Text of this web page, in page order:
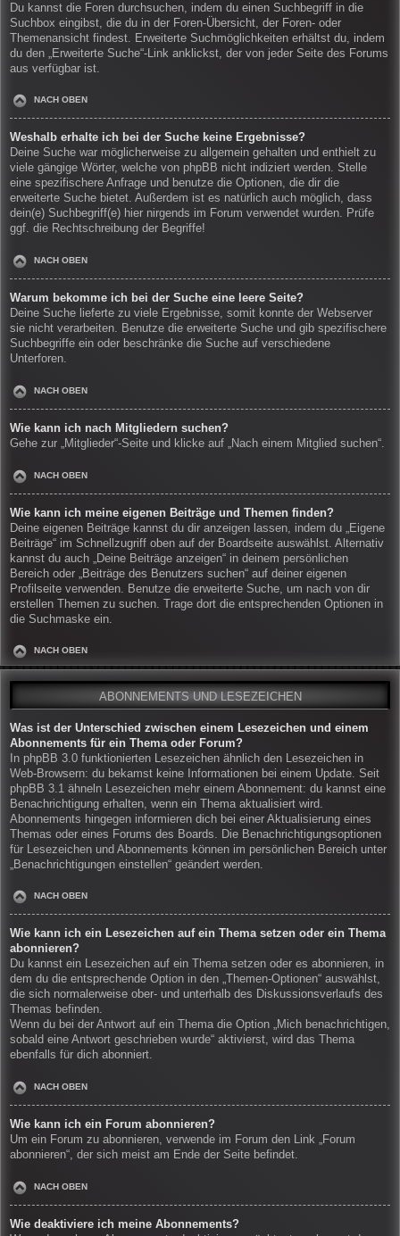
Du kannst die Foren durchsuchen, indem du einen Suchbegriff in die
Suchbox eingibst, die du in der Foren-Übersicht, der Foren- oder
Themenansicht findest. Erweiterte Suchmöglichkeiten erhältst du, indem
du den „Erweiterte Suche“-Link anklickst, der von jeder Seite des Forums
aus verfügbar ist.
NACH OBEN
Weshalb erhalte ich bei der Suche keine Ergebnisse?
Deine Suche war möglicherweise zu allgemein gehalten und enthielt zu
viele gängige Wörter, welche von phpBB nicht indiziert werden. Stelle
eine spezifischere Anfrage und benutze die Optionen, die dir die
erweiterte Suche bietet. Außerdem ist es natürlich auch möglich, dass
dein(e) Suchbegriff(e) hier nirgends im Forum verwendet wurden. Prüfe
ggf. die Rechtschreibung der Begriffe!
NACH OBEN
Warum bekomme ich bei der Suche eine leere Seite?
Deine Suche lieferte zu viele Ergebnisse, somit konnte der Webserver
sie nicht verarbeiten. Benutze die erweiterte Suche und gib spezifischere
Suchbegriffe ein oder beschränke die Suche auf verschiedene
Unterforen.
NACH OBEN
Wie kann ich nach Mitgliedern suchen?
Gehe zur „Mitglieder“-Seite und klicke auf „Nach einem Mitglied suchen“.
NACH OBEN
Wie kann ich meine eigenen Beiträge und Themen finden?
Deine eigenen Beiträge kannst du dir anzeigen lassen, indem du „Eigene
Beiträge“ im Schnellzugriff oben auf der Boardseite auswählst. Alternativ
kannst du auch „Deine Beiträge anzeigen“ in deinem persönlichen
Bereich oder „Beiträge des Benutzers suchen“ auf deiner eigenen
Profilseite verwenden. Benutze die erweiterte Suche, um nach von dir
erstellen Themen zu suchen. Trage dort die entsprechenden Optionen in
die Suchmaske ein.
NACH OBEN
ABONNEMENTS UND LESEZEICHEN
Was ist der Unterschied zwischen einem Lesezeichen und einem
Abonnements für ein Thema oder Forum?
In phpBB 3.0 funktionierten Lesezeichen ähnlich den Lesezeichen in
Web-Browsern: du bekamst keine Informationen bei einem Update. Seit
phpBB 3.1 ähneln Lesezeichen mehr einem Abonnement: du kannst eine
Benachrichtigung erhalten, wenn ein Thema aktualisiert wird.
Abonnements hingegen informieren dich bei einer Aktualisierung eines
Themas oder eines Forums des Boards. Die Benachrichtigungsoptionen
für Lesezeichen und Abonnements können im persönlichen Bereich unter
„Benachrichtigungen einstellen“ geändert werden.
NACH OBEN
Wie kann ich ein Lesezeichen auf ein Thema setzen oder ein Thema
abonnieren?
Du kannst ein Lesezeichen auf ein Thema setzen oder es abonnieren, in
dem du die entsprechende Option in den „Themen-Optionen“ auswählst,
die sich normalerweise ober- und unterhalb des Diskussionsverlaufs des
Themas befinden.
Wenn du bei der Antwort auf ein Thema die Option „Mich benachrichtigen,
sobald eine Antwort geschrieben wurde“ aktivierst, wird das Thema
ebenfalls für dich abonniert.
NACH OBEN
Wie kann ich ein Forum abonnieren?
Um ein Forum zu abonnieren, verwende im Forum den Link „Forum
abonnieren“, der sich meist am Ende der Seite befindet.
NACH OBEN
Wie deaktiviere ich meine Abonnements?